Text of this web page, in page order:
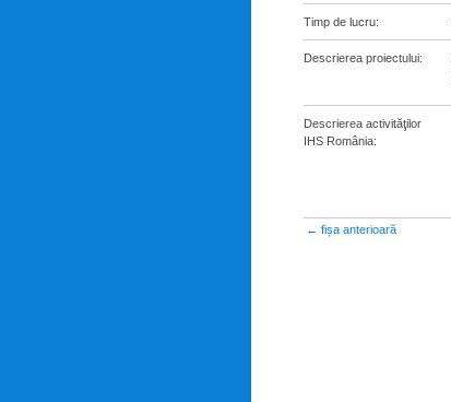
Timp de lucru:
Descrierea proiectului:
Descrierea activităţilor
IHS România:
← fișa anterioară